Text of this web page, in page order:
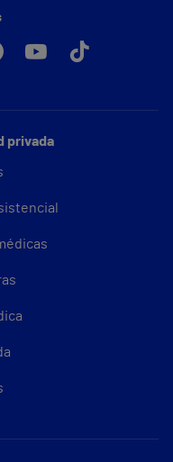
privada